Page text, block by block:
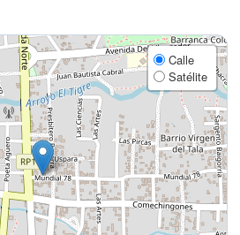
Calle
Satélite